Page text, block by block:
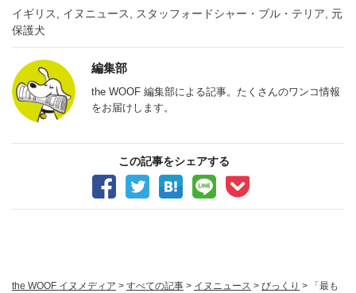
イギリス イヌニュース スタッフォードシャー・ブル・テリア
元
保護犬
編集部
the WOOF 編集部による記事。たくさんのワンコ情報
をお届けします。
この記事をシェアする
the WOOF イヌメディア > すべての記事 > イヌニュース > びっくり >
「最も